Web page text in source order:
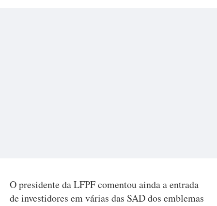
O presidente da LFPF comentou ainda a entrada
de investidores em várias das SAD dos emblemas